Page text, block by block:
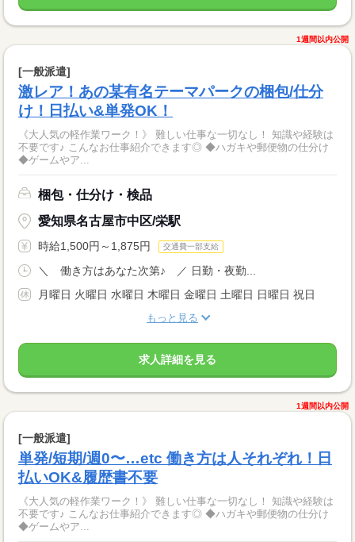
1週間以内公開
[一般派遣]
激レア！あの某有名テーマパークの梱包/仕分
け！日払い&単発OK！
《大人気の軽作業ワーク！》 難しい仕事な一切なし！ 知識や経験は
不要です♪ こんなお仕事紹介できます◎ ◆ハガキや郵便物の仕分け
◆ゲームやア...
梱包・仕分け・検品
愛知県名古屋市中区/栄駅
時給1,500円～1,875円 交通費一部支給
＼ 働き方はあなた次第♪ ／ 日勤・夜勤...
月曜日 火曜日 水曜日 木曜日 金曜日 土曜日 日曜日 祝日
もっと見る
求人詳細を見る
1週間以内公開
[一般派遣]
単発/短期/週0〜…etc 働き方は人それぞれ！日
払いOK&履歴書不要
《大人気の軽作業ワーク！》 難しい仕事な一切なし！ 知識や経験は
不要です♪ こんなお仕事紹介できます◎ ◆ハガキや郵便物の仕分け
◆ゲームやア...